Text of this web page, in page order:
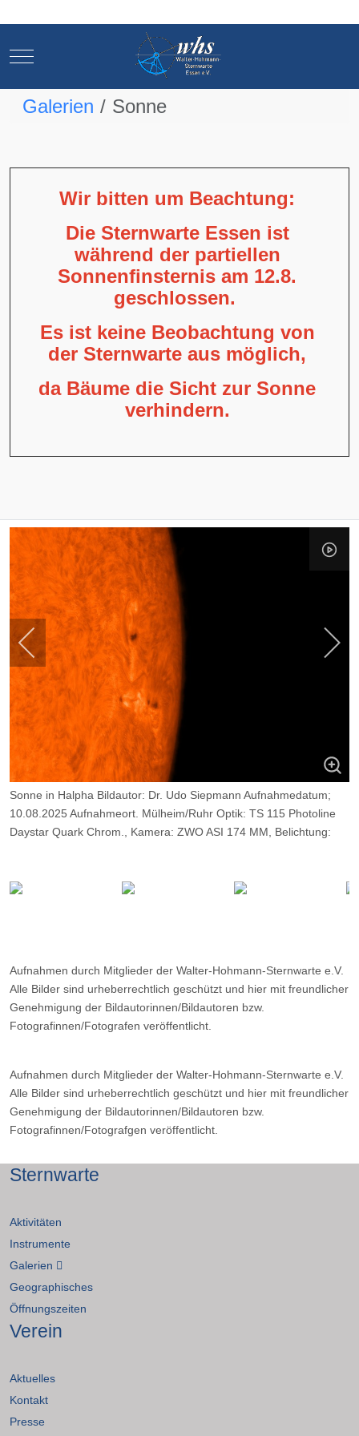
Mobile Menu Toggle
Galerien Sonne
Wir bitten um Beachtung:
Die Sternwarte Essen ist
während der partiellen
Sonnenfinsternis am 12.8.
geschlossen.
Es ist keine Beobachtung von
der Sternwarte aus möglich,
da Bäume die Sicht zur Sonne
verhindern.
Sonne in Halpha Bildautor: Dr. Udo Siepmann Aufnahmedatum;
10.08.2025 Aufnahmeort. Mülheim/Ruhr Optik: TS 115 Photoline
Daystar Quark Chrom., Kamera: ZWO ASI 174 MM, Belichtung:
Aufnahmen durch Mitglieder der Walter-Hohmann-Sternwarte e.V.
Alle Bilder sind urheberrechtlich geschützt und hier mit freundlicher
Genehmigung der Bildautorinnen/Bildautoren bzw.
Fotografinnen/Fotografen veröffentlicht.
Aufnahmen durch Mitglieder der Walter-Hohmann-Sternwarte e.V.
Alle Bilder sind urheberrechtlich geschützt und hier mit freundlicher
Genehmigung der Bildautorinnen/Bildautoren bzw.
Fotografinnen/Fotografgen veröffentlicht.
Sternwarte
Aktivitäten
Instrumente
Galerien
Geographisches
Öffnungszeiten
Verein
Aktuelles
Kontakt
Presse